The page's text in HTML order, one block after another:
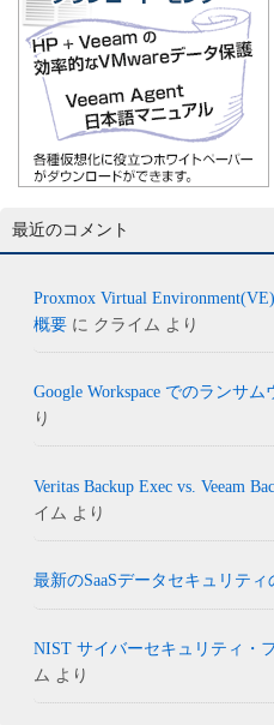
最近のコメント
Proxmox Virtual
概要 に クライム より
Google Workspace でのランサ
り
Veritas Backup Exec vs. Veeam
イム より
最新のSaaSデータセキュリティ
NIST サイバーセキュリティ・
ム より